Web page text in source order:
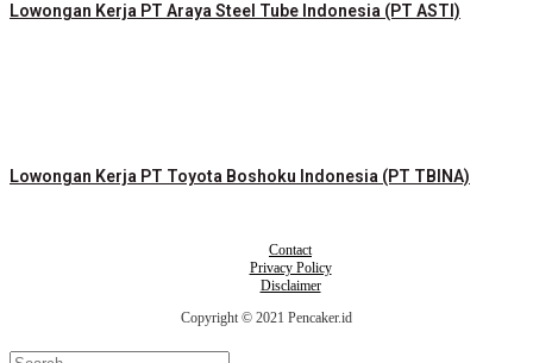
Lowongan Kerja PT Araya Steel Tube Indonesia (PT ASTI)
Lowongan Kerja PT Toyota Boshoku Indonesia (PT TBINA)
Contact
Privacy Policy
Disclaimer
Copyright © 2021 Pencaker.id